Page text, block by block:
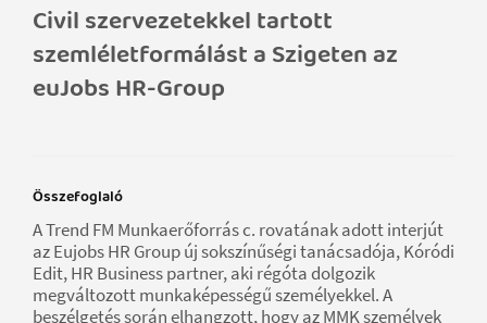
Civil szervezetekkel tartott
szemléletformálást a Szigeten az
euJobs HR-Group
Összefoglaló
A Trend FM Munkaerőforrás c. rovatának adott interjút
az Eujobs HR Group új sokszínűségi tanácsadója, Kóródi
Edit, HR Business partner, aki régóta dolgozik
megváltozott munkaképességű személyekkel. A
beszélgetés során elhangzott, hogy az MMK személyek